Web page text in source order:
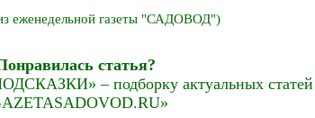
еженедельной газеты "САДОВОД")
статья?
– подборку актуальных статей